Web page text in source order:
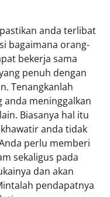
anda terlibat
bagaimana orang-
bekerja sama
penuh dengan
Tenangkanlah
meninggalkan
Biasanya hal itu
anda tidak
perlu memberi
sekaligus pada
dan akan
pendapatnya